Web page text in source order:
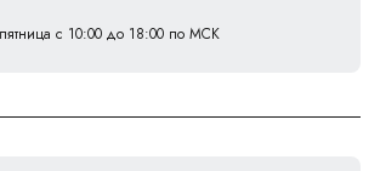
с 10:00 до 18:00 по МСК